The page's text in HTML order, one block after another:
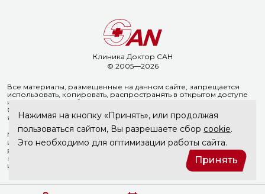
Клиника Доктор САН
© 2005—2026
Все материалы, размещенные на данном сайте, запрещается
использовать, копировать, распространять в открытом доступе
на иных ресурсах без предварительного письменного согласия
ООО «Доктор Сан». Указание ссылки на источник информации
является обязательным.
Материалы, размещенные на данной странице, носят
информационный характер и не являются медицинскими
рекомендациями. ООО «Доктор Сан» не несёт ответственности
за возможные негативные последствия, возникшие в результате
использования информации, размещенной на сайте doctorsan.ru.
Нажимая на кнопку «Принять», или продолжая
пользоваться сайтом, Вы разрешаете сбор cookie.
Это необходимо для оптимизации работы сайта.
Принять